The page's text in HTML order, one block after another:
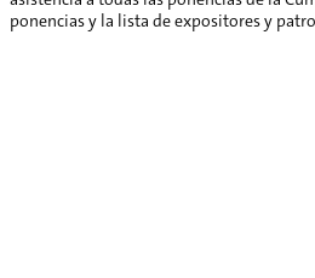
ponencias y la lista de expositores y